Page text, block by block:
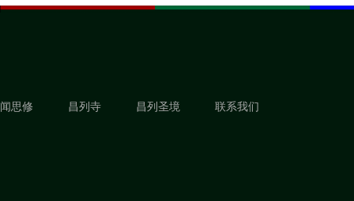
闻思修 昌列寺 昌列圣境 联系我们